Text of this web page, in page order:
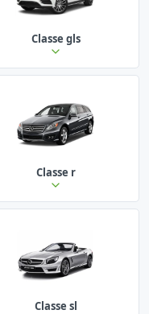
Classe gls
Classe r
Classe sl